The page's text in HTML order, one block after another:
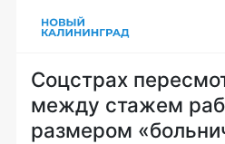
Соцстрах
между стажем
размером